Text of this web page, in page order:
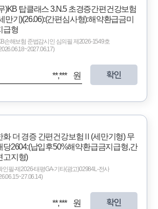
)KB 탑클래스 3.N.5 초경증간편건강보험
만기)(26.06):(간편심사형):해약환급금미
급형
손해보험 준법감시인 심의필 제2026-1549호
**,*** 원 확인
화 더 경증 간편건강보험Ⅱ(세만기형) 무
당2604:(납입후50%해약환급금지급형,간
고지형)
인필-제2026-태평GA-기타(광고)02984L-전사
**,*** 원 확인